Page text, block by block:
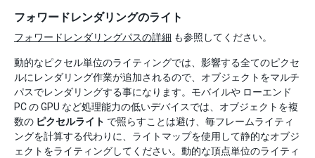
フォワードレンダリングのライト
フォワードレンダリングパスの詳細 も参照してください。
動的なピクセル単位のライティングでは、影響する全てのピクセ
ルにレンダリング作業が追加されるので、オブジェクトをマルチ
パスでレンダリングする事になります。モバイルや ローエンド
PC の GPU など処理能力の低いデバイスでは、オブジェクトを複
数の ピクセルライト で照らすことは避け、毎フレームライティ
ングを計算する代わりに、ライトマップを使用して静的なオブジ
ェクトをライティングしてください。動的な頂点単位のライティ